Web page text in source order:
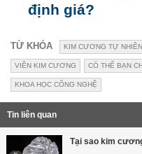
định giá?
TỪ KHÓA KIM CƯƠNG TỰ NHIÊN
VIÊN KIM CƯƠNG CÓ THỂ BẠN
KHOA HỌC CÔNG NGHỆ
Tin liên quan
Tại sao kim